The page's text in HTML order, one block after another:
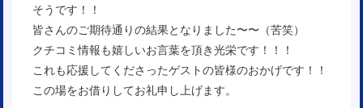
そうです！！
皆さんのご期待通りの結果となりました〜〜（苦笑）
クチコミ情報も嬉しいお言葉を頂き光栄です！！！
これも応援してくださったゲストの皆様のおかげです！！
この場をお借りしてお礼申し上げます。